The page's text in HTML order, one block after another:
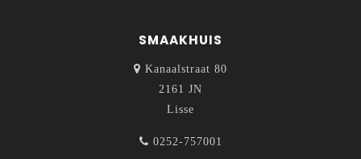
SMAAKHUIS
Kanaalstraat 80
2161 JN
Lisse
0252-757001